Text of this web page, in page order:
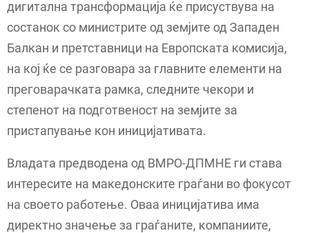
дигитална трансформација ќе присуствува на
состанок со министрите од земјите од Западен
Балкан и претставници на Европската комисија,
на кој ќе се разговара за главните елементи на
преговарачката рамка, следните чекори и
степенот на подготвеност на земјите за
пристапување кон иницијативата.
Владата предводена од ВМРО-ДПМНЕ ги става
интересите на македонските граѓани во фокусот
на своето работење. Оваа иницијатива има
директно значење за граѓаните, компаниите,